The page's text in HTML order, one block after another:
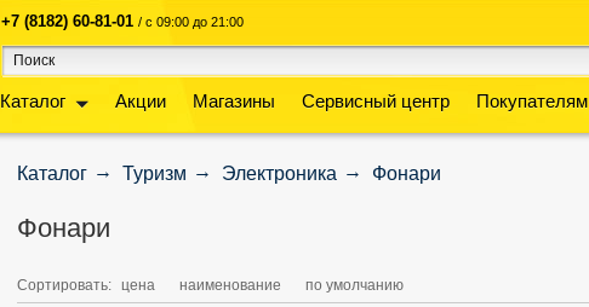
+7 (8182) 60-81-01 / с 09:00 до 21:00
Каталог Акции Магазины Сервисный центр Покупателям
Каталог Туризм Электроника Фонари
Фонари
Сортировать: цена наименование по умолчанию